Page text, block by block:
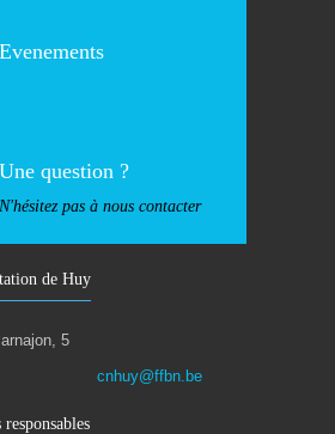
Evenements
Une question ?
N'hésitez pas à nous contacter
de Huy
5
cnhuy@ffbn.be
responsables